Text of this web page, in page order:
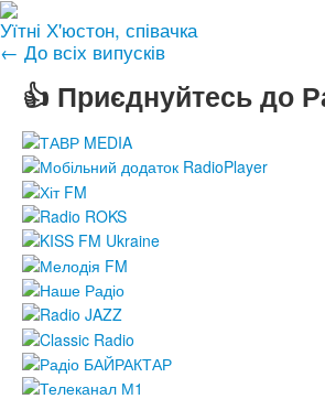
Уїтні Х'юстон, співачка
← До всіх випусків
👍 Приєднуйтесь до